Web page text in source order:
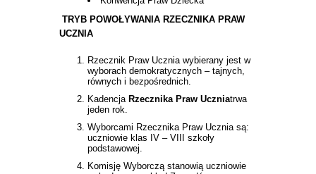
TRYB POWOŁYWANIA RZECZNIKA PRAW
UCZNIA
Rzecznik Praw Ucznia wybierany jest w
wyborach demokratycznych – tajnych,
równych i bezpośrednich.
Kadencja Rzecznika Praw Uczniatrwa
jeden rok.
Wyborcami Rzecznika Praw Ucznia są:
uczniowie klas IV – VIII szkoły
podstawowej.
Komisję Wyborczą stanowią uczniowie